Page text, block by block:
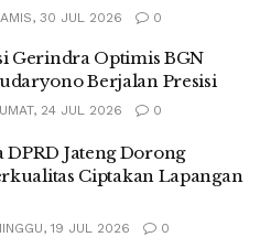
30 JUL 2026 0
Gerindra Optimis BGN
Berjalan Presisi
24 JUL 2026 0
DPRD Jateng Dorong
Ciptakan Lapangan
19 JUL 2026 0